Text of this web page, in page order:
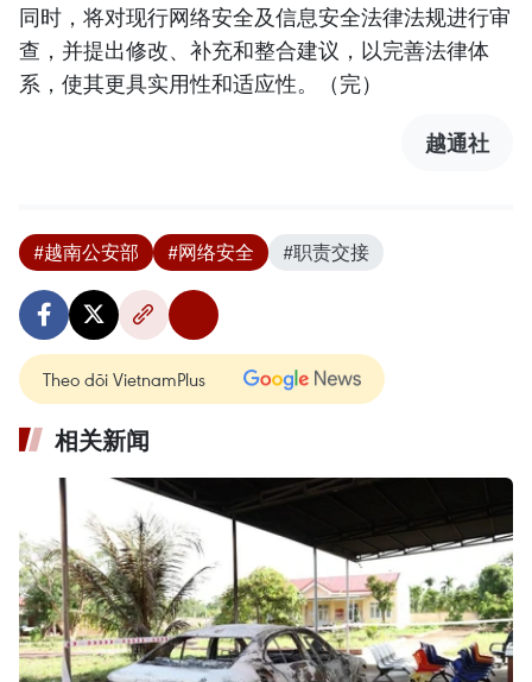
同时，将对现行网络安全及信息安全法律法规进行审
查，并提出修改、补充和整合建议，以完善法律体
系，使其更具实用性和适应性。（完）
越通社
#越南公安部 #网络安全 #职责交接
Theo dõi VietnamPlus
相关新闻